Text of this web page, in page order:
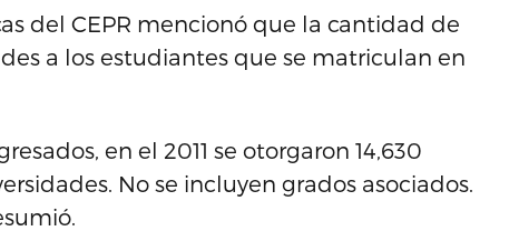
del CEPR mencionó que la cantidad de
a los estudiantes que se matriculan en
en el 2011 se otorgaron 14,630
No se incluyen grados asociados.